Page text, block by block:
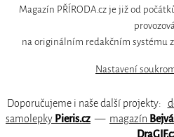
Magazín PŘÍRODA.cz je již od
na originálním redakčním systému
Nastavení
Doporučujeme i naše další projekty:
samolepky Pieris.cz — magazín